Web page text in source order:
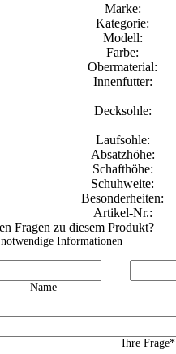
Marke:
Kategorie:
Modell:
Farbe:
Obermaterial:
Innenfutter:
Decksohle:
Laufsohle:
Absatzhöhe:
Schafthöhe:
Schuhweite:
Besonderheiten:
Artikel-Nr.:
Fragen zu diesem Produkt?
Informationen
Name
Ihre Frage*